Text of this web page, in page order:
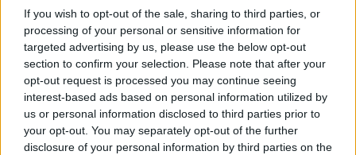
If you wish to opt-out of the sale, sharing to third parties, or
processing of your personal or sensitive information for
targeted advertising by us, please use the below opt-out
section to confirm your selection. Please note that after your
opt-out request is processed you may continue seeing
interest-based ads based on personal information utilized by
us or personal information disclosed to third parties prior to
your opt-out. You may separately opt-out of the further
disclosure of your personal information by third parties on the
AUTORE
AiAdhubMedia